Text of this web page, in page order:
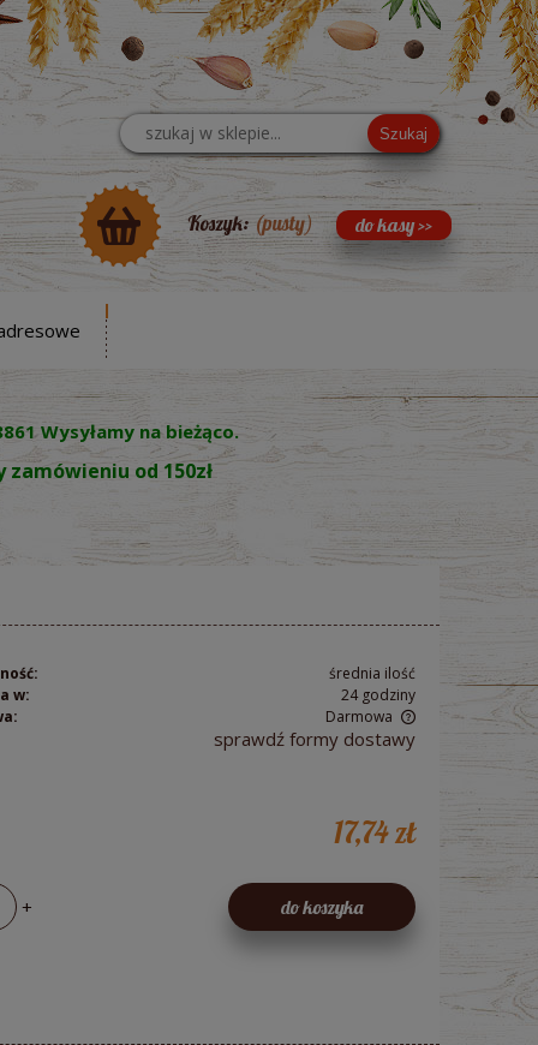
Szukaj
Koszyk: (pusty)
Wysyłamy na bieżąco.
od 150zł
średnia ilość
w:
24 godziny
Darmowa
sprawdź formy dostawy
17,74 zł
+
do koszyka